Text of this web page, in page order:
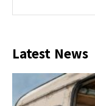
Latest News